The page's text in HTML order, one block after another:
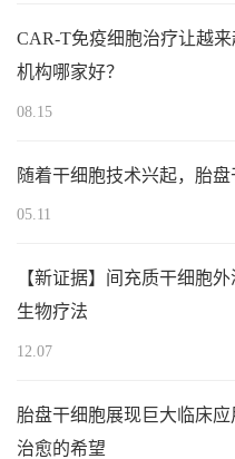
CAR-T免疫细胞治疗让越
机构哪家好？
08.15
随着干细胞技术兴起，胎
05.11
【新证据】间充质干细胞
生物疗法
12.07
胎盘干细胞展现巨大临床
治愈的希望